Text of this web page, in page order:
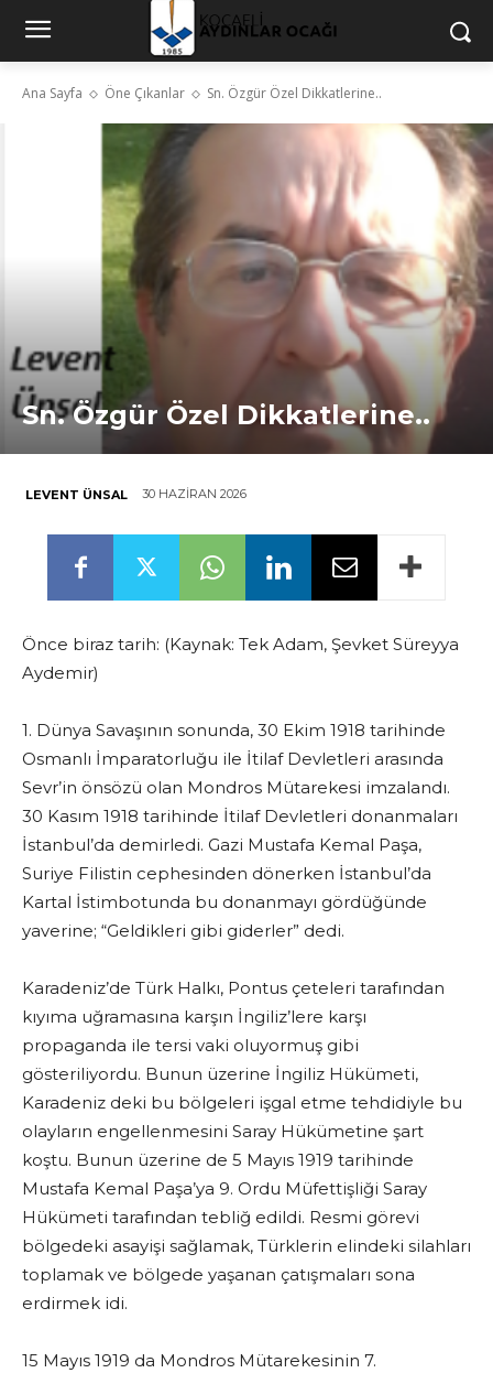
Ana Sayfa Öne Çıkanlar Sn. Özgür Özel Dikkatlerine..
Sn. Özgür Özel Dikkatlerine..
LEVENT ÜNSAL 30 HAZIRAN 2026
Önce biraz tarih: (Kaynak: Tek Adam, Şevket Süreyya
Aydemir)
1. Dünya Savaşının sonunda, 30 Ekim 1918 tarihinde
Osmanlı İmparatorluğu ile İtilaf Devletleri arasında
Sevr’in önsözü olan Mondros Mütarekesi imzalandı.
30 Kasım 1918 tarihinde İtilaf Devletleri donanmaları
İstanbul’da demirledi. Gazi Mustafa Kemal Paşa,
Suriye Filistin cephesinden dönerken İstanbul’da
Kartal İstimbotunda bu donanmayı gördüğünde
yaverine; “Geldikleri gibi giderler” dedi.
Karadeniz’de Türk Halkı, Pontus çeteleri tarafından
kıyıma uğramasına karşın İngiliz’lere karşı
propaganda ile tersi vaki oluyormuş gibi
gösteriliyordu. Bunun üzerine İngiliz Hükümeti,
Karadeniz deki bu bölgeleri işgal etme tehdidiyle bu
olayların engellenmesini Saray Hükümetine şart
koştu. Bunun üzerine de 5 Mayıs 1919 tarihinde
Mustafa Kemal Paşa’ya 9. Ordu Müfettişliği Saray
Hükümeti tarafından tebliğ edildi. Resmi görevi
bölgedeki asayişi sağlamak, Türklerin elindeki silahları
toplamak ve bölgede yaşanan çatışmaları sona
erdirmek idi.
15 Mayıs 1919 da Mondros Mütarekesinin 7.